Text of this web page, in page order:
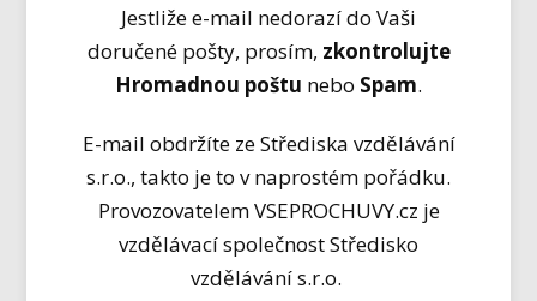
Jestliže e-mail nedorazí do Vaši
doručené pošty, prosím, zkontrolujte
Hromadnou poštu nebo Spam.
E-mail obdržíte ze Střediska vzdělávání
s.r.o., takto je to v naprostém pořádku.
Provozovatelem VSEPROCHUVY.cz je
vzdělávací společnost Středisko
vzdělávání s.r.o.